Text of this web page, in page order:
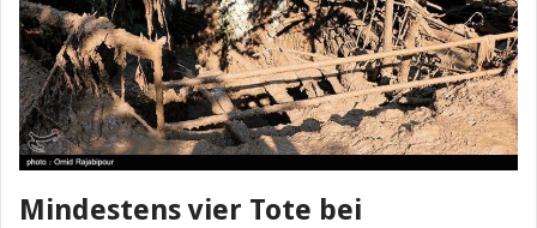
Mindestens vier Tote bei